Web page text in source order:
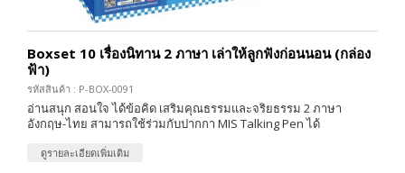
Boxset 10 เรื่องนิทาน 2 ภาษา เล่าให้ลูกฟังก่อนนอน (กล่อง
ฟ้า)
รหัสสินค้า : P-BOX-0091
อ่านสนุก สอนใจ ได้ข้อคิด เสริมคุณธรรมและจริยธรรม 2 ภาษา
อังกฤษ-ไทย สามารถใช้ร่วมกับปากกา MIS Talking Pen ได้
ดูรายละเอียดเพิ่มเติม